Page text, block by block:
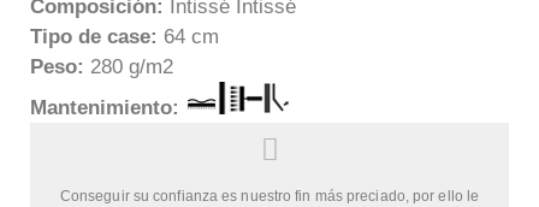
Composición: Intissé Intissé
Tipo de case: 64 cm
Peso: 280 g/m2
Mantenimiento:
Conseguir su confianza es nuestro fin más preciado, por ello le